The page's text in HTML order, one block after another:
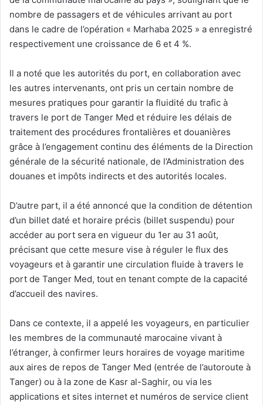
nombre de passagers et de véhicules arrivant au port
dans le cadre de l’opération « Marhaba 2025 » a enregistré
respectivement une croissance de 6 et 4 %.
Il a noté que les autorités du port, en collaboration avec
les autres intervenants, ont pris un certain nombre de
mesures pratiques pour garantir la fluidité du trafic à
travers le port de Tanger Med et réduire les délais de
traitement des procédures frontalières et douanières
grâce à l’engagement continu des éléments de la Direction
générale de la sécurité nationale, de l’Administration des
douanes et impôts indirects et des autorités locales.
D’autre part, il a été annoncé que la condition de détention
d’un billet daté et horaire précis (billet suspendu) pour
accéder au port sera en vigueur du 1er au 31 août,
précisant que cette mesure vise à réguler le flux des
voyageurs et à garantir une circulation fluide à travers le
port de Tanger Med, tout en tenant compte de la capacité
d’accueil des navires.
Dans ce contexte, il a appelé les voyageurs, en particulier
les membres de la communauté marocaine vivant à
l’étranger, à confirmer leurs horaires de voyage maritime
aux aires de repos de Tanger Med (entrée de l’autoroute à
Tanger) ou à la zone de Kasr al-Saghir, ou via les
applications et sites internet et numéros de service client